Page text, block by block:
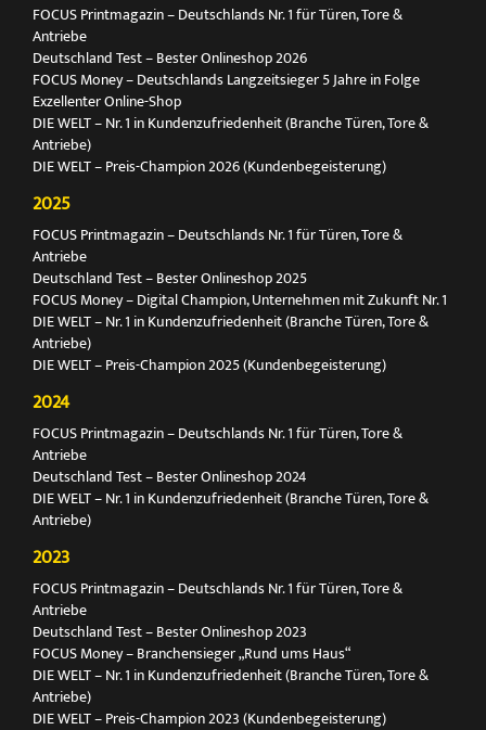
FOCUS Printmagazin – Deutschlands Nr. 1 für Türen, Tore &
Antriebe
Deutschland Test – Bester Onlineshop 2026
FOCUS Money – Deutschlands Langzeitsieger 5 Jahre in Folge
Exzellenter Online-Shop
DIE WELT – Nr. 1 in Kundenzufriedenheit (Branche Türen, Tore &
Antriebe)
DIE WELT – Preis-Champion 2026 (Kundenbegeisterung)
2025
FOCUS Printmagazin – Deutschlands Nr. 1 für Türen, Tore &
Antriebe
Deutschland Test – Bester Onlineshop 2025
FOCUS Money – Digital Champion, Unternehmen mit Zukunft Nr. 1
DIE WELT – Nr. 1 in Kundenzufriedenheit (Branche Türen, Tore &
Antriebe)
DIE WELT – Preis-Champion 2025 (Kundenbegeisterung)
2024
FOCUS Printmagazin – Deutschlands Nr. 1 für Türen, Tore &
Antriebe
Deutschland Test – Bester Onlineshop 2024
DIE WELT – Nr. 1 in Kundenzufriedenheit (Branche Türen, Tore &
Antriebe)
2023
FOCUS Printmagazin – Deutschlands Nr. 1 für Türen, Tore &
Antriebe
Deutschland Test – Bester Onlineshop 2023
FOCUS Money – Branchensieger „Rund ums Haus“
DIE WELT – Nr. 1 in Kundenzufriedenheit (Branche Türen, Tore &
Antriebe)
DIE WELT – Preis-Champion 2023 (Kundenbegeisterung)